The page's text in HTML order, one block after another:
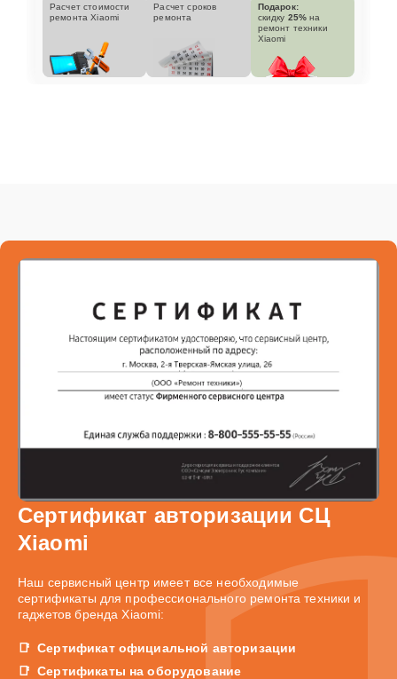
Расчет стоимости
ремонта Xiaomi
Расчет сроков
ремонта
Подарок:
скидку 25% на
ремонт техники
Xiaomi
Сертификат авторизации СЦ
Xiaomi
Наш сервисный центр имеет все необходимые
сертификаты для профессионального ремонта техники и
гаджетов бренда Xiaomi:
Сертификат официальной авторизации
Сертификаты на оборудование